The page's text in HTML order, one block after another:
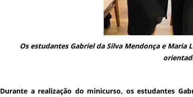
Os estudantes Gabriel da Silva Mendonça e Maria
Durante a realização do minicurso, os estudantes